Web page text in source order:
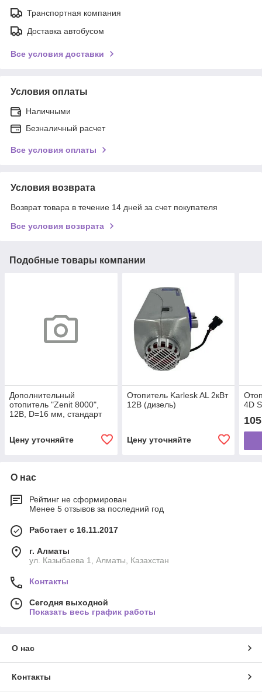
Транспортная компания
Доставка автобусом
Все условия доставки
Условия оплаты
Наличными
Безналичный расчет
Все условия оплаты
Условия возврата
Возврат товара в течение 14 дней за счет покупателя
Все условия возврата
Подобные товары компании
Дополнительный
отопитель "Zenit 8000",
12В, D=16 мм, стандарт
Цену уточняйте
Отопитель Karlesk AL 2кВт
12В (дизель)
Цену уточняйте
4D
О нас
Рейтинг не сформирован
Менее 5 отзывов за последний год
Работает с 16.11.2017
г. Алматы
ул. Казыбаева 1, Алматы, Казахстан
Контакты
Сегодня выходной
Показать весь график работы
О нас
Контакты